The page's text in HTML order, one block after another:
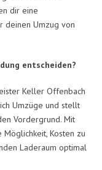
dir eine
deinen Umzug von
entscheiden?
Keller Offenbach
Umzüge und stellt
Vordergrund. Mit
Kosten zu
Laderaum optimal